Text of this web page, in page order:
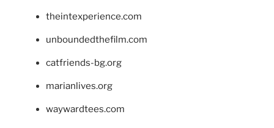
theintexperience.com
unboundedthefilm.com
catfriends-bg.org
marianlives.org
waywardtees.com